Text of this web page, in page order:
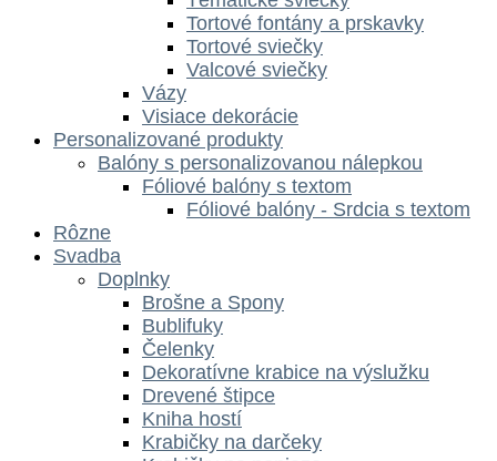
Tortové fontány a prskavky
Tortové sviečky
Valcové sviečky
Vázy
Visiace dekorácie
Personalizované produkty
Balóny s personalizovanou nálepkou
Fóliové balóny s textom
Fóliové balóny - Srdcia s textom
Rôzne
Svadba
Doplnky
Brošne a Spony
Bublifuky
Čelenky
Dekoratívne krabice na výslužku
Drevené štipce
Kniha hostí
Krabičky na darčeky